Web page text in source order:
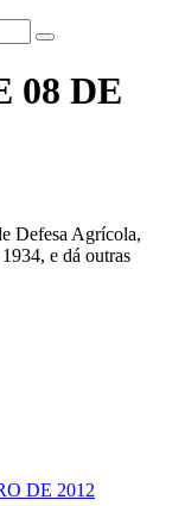
08 DE
Defesa Agrícola,
e dá outras
DE 2012